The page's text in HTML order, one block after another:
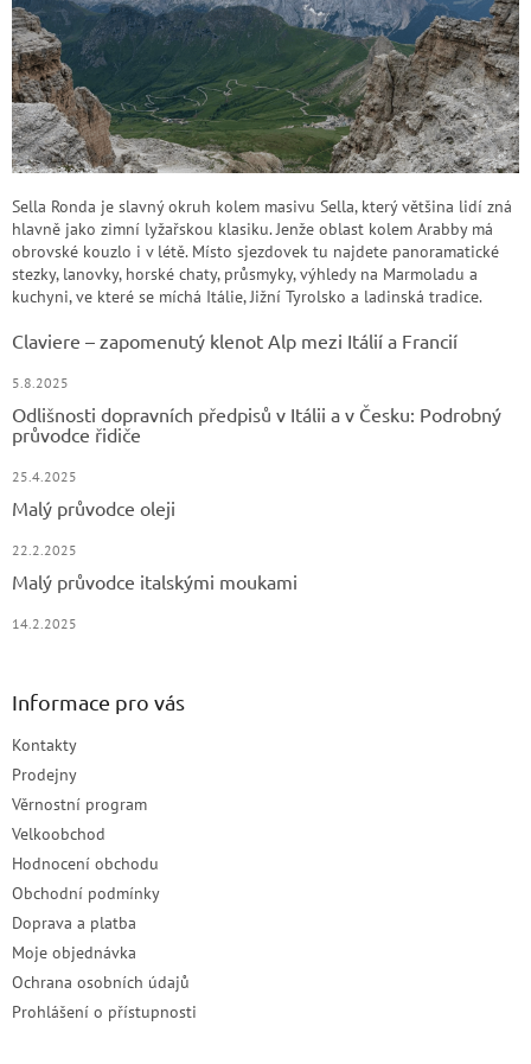
Sella Ronda je slavný okruh kolem masivu Sella, který většina lidí zná
hlavně jako zimní lyžařskou klasiku. Jenže oblast kolem Arabby má
obrovské kouzlo i v létě. Místo sjezdovek tu najdete panoramatické
stezky, lanovky, horské chaty, průsmyky, výhledy na Marmoladu a
kuchyni, ve které se míchá Itálie, Jižní Tyrolsko a ladinská tradice.
Claviere – zapomenutý klenot Alp mezi Itálií a Francií
5.8.2025
Odlišnosti dopravních předpisů v Itálii a v Česku: Podrobný
průvodce řidiče
25.4.2025
Malý průvodce oleji
22.2.2025
Malý průvodce italskými moukami
14.2.2025
Informace pro vás
Kontakty
Prodejny
Věrnostní program
Velkoobchod
Hodnocení obchodu
Obchodní podmínky
Doprava a platba
Moje objednávka
Ochrana osobních údajů
Prohlášení o přístupnosti